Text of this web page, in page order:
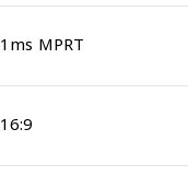
1ms MPRT
16:9